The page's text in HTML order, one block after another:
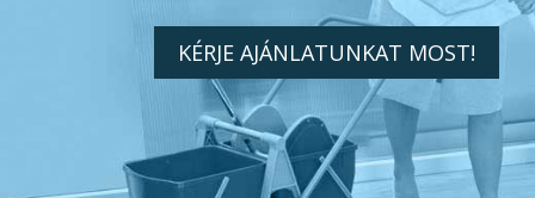
KÉRJE AJÁNLATUNKAT MOST!